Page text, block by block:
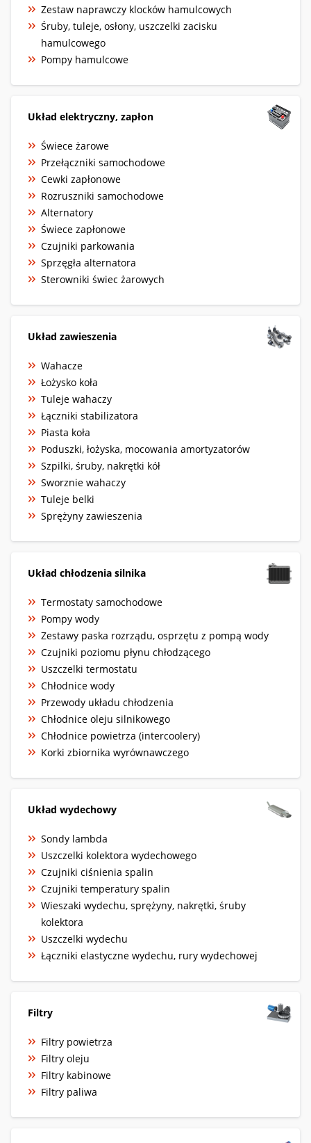
Zestaw naprawczy klocków hamulcowych
Śruby, tuleje, osłony, uszczelki zacisku
hamulcowego
Pompy hamulcowe
Układ elektryczny, zapłon
Świece żarowe
Przełączniki samochodowe
Cewki zapłonowe
Rozruszniki samochodowe
Alternatory
Świece zapłonowe
Czujniki parkowania
Sprzęgła alternatora
Sterowniki świec żarowych
Układ zawieszenia
Wahacze
Łożysko koła
Tuleje wahaczy
Łączniki stabilizatora
Piasta koła
Poduszki, łożyska, mocowania amortyzatorów
Szpilki, śruby, nakrętki kół
Sworznie wahaczy
Tuleje belki
Sprężyny zawieszenia
Układ chłodzenia silnika
Termostaty samochodowe
Pompy wody
Zestawy paska rozrządu, osprzętu z pompą wody
Czujniki poziomu płynu chłodzącego
Uszczelki termostatu
Chłodnice wody
Przewody układu chłodzenia
Chłodnice oleju silnikowego
Chłodnice powietrza (intercoolery)
Korki zbiornika wyrównawczego
Układ wydechowy
Sondy lambda
Uszczelki kolektora wydechowego
Czujniki ciśnienia spalin
Czujniki temperatury spalin
Wieszaki wydechu, sprężyny, nakrętki, śruby
kolektora
Uszczelki wydechu
Łączniki elastyczne wydechu, rury wydechowej
Filtry
Filtry powietrza
Filtry oleju
Filtry kabinowe
Filtry paliwa